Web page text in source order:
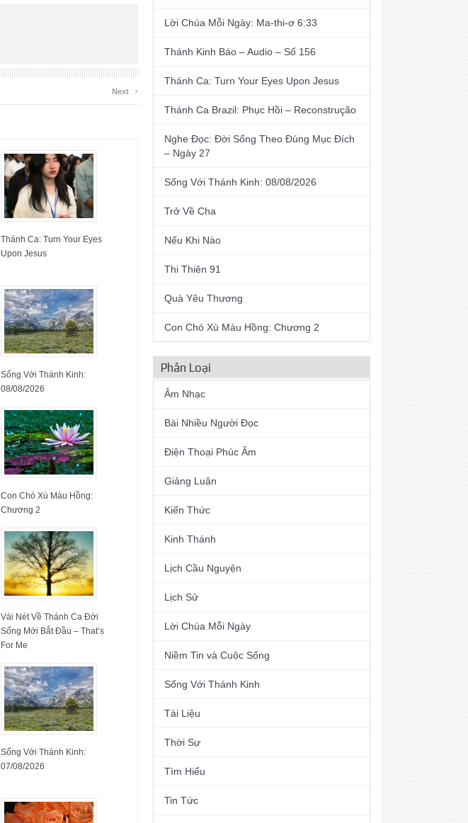
Next ›
Thánh Ca: Turn Your Eyes
Upon Jesus
Sống Với Thánh Kinh:
08/08/2026
Con Chó Xù Màu Hồng:
Chương 2
Vài Nét Về Thánh Ca Đời
Sống Mới Bắt Đầu – That’s
For Me
Sống Với Thánh Kinh:
07/08/2026
Lời Chúa Mỗi Ngày: Ma-thi-ơ 6:33
Thánh Kinh Báo – Audio – Số 156
Thánh Ca: Turn Your Eyes Upon Jesus
Thánh Ca Brazil: Phục Hồi – Reconstrução
Nghe Đọc: Đời Sống Theo Đúng Mục Đích
– Ngày 27
Sống Với Thánh Kinh: 08/08/2026
Trở Về Cha
Nếu Khi Nào
Thi Thiên 91
Quà Yêu Thương
Con Chó Xù Màu Hồng: Chương 2
Phân Loại
Âm Nhạc
Bài Nhiều Người Đọc
Điện Thoại Phúc Âm
Giảng Luận
Kiến Thức
Kinh Thánh
Lịch Cầu Nguyện
Lịch Sử
Lời Chúa Mỗi Ngày
Niềm Tin và Cuộc Sống
Sống Với Thánh Kinh
Tài Liệu
Thời Sự
Tìm Hiểu
Tin Tức